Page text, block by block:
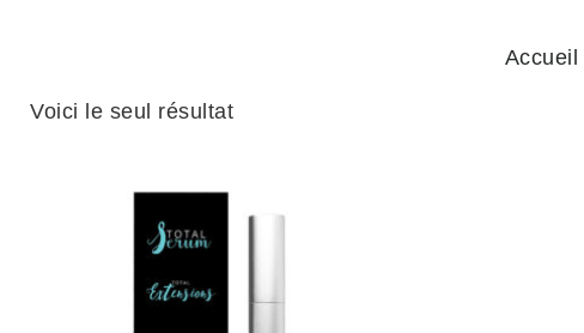
Accueil
Voici le seul résultat